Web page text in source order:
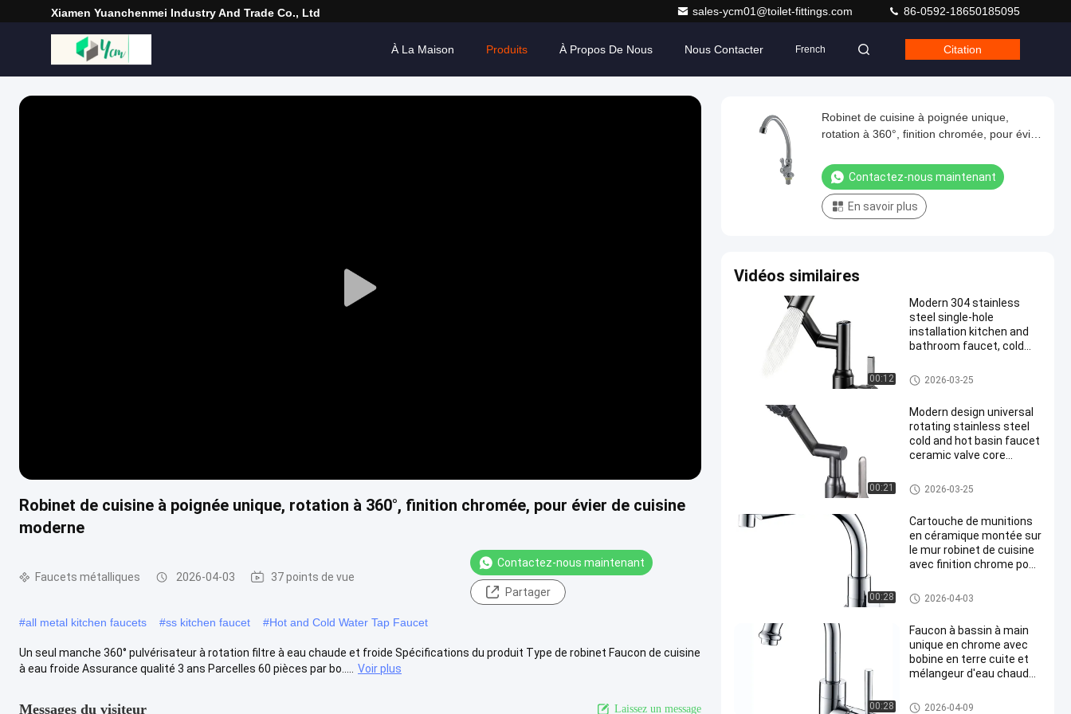
Xiamen Yuanchenmei Industry And Trade Co., Ltd sales-ycm01@toilet-fittings.com 86-0592-18650185095
À La Maison Produits À Propos De Nous Nous Contacter French Citation
Play
Robinet de cuisine à poignée unique, rotation à 360°, finition chromée, pour évier de cuisine
moderne
Faucets métalliques 2026-04-03 37 points de vue
Contactez-nous maintenant
Partager
#all metal kitchen faucets #ss kitchen faucet #Hot and Cold Water Tap Faucet
Un seul manche 360° pulvérisateur à rotation filtre à eau chaude et froide Spécifications du produit Type de robinet Faucon de cuisine
à eau froide Assurance qualité 3 ans Parcelles 60 pièces par bo.....
Voir plus
Messages du visiteur Laissez un message
Robinet de cuisine à poignée unique,
rotation à 360°, finition chromée, pour évier
Contactez-nous maintenant
En savoir plus
Vidéos similaires
00:12
Modern 304 stainless
steel single-hole
installation kitchen and
bathroom faucet, cold
ceramic basin faucet,
electric faucet
Faucets métalliques
2026-03-25
00:21
Modern design universal
rotating stainless steel
cold and hot basin faucet
ceramic valve core
Faucets métalliques
2026-03-25
00:28
Cartouche de munitions
en céramique montée sur
le mur robinet de cuisine
avec finition chrome pour
Faucets métalliques
2026-04-03
00:28
Faucon à bassin à main
unique en chrome avec
bobine en terre cuite et
mélangeur d'eau chaude
Faucets métalliques
2026-04-09